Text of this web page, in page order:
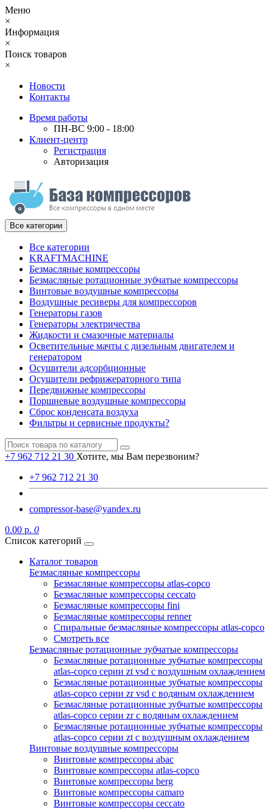
Меню
×
Информация
×
Поиск товаров
×
Новости
Контакты
Время работы
ПН-ВС 9:00 - 18:00
Клиент-центр
Регистрация
Авторизация
Все категории
Все категории
KRAFTMACHINE
Безмасляные компрессоры
Безмасляные ротационные зубчатые компрессоры
Винтовые воздушные компрессоры
Воздушные ресиверы для компрессоров
Генераторы газов
Генераторы электричества
Жидкости и смазочные материалы
Осветительные мачты с дизельным двигателем и
генератором
Осушители адсорбционные
Осушители рефрижераторного типа
Передвижные компрессоры
Поршневые воздушные компрессоры
Сброс конденсата воздуха
Фильтры и сервисные продукты?
+7 962 712 21 30 Хотите, мы Вам перезвоним?
+7 962 712 21 30
compressor-base@yandex.ru
0.00 р. 0
Список категорий
Каталог товаров
Безмасляные компрессоры
Безмасляные компрессоры atlas-copco
Безмасляные компрессоры ceccato
Безмасляные компрессоры fini
Безмасляные компрессоры renner
Спиральные безмасляные компрессоры atlas-copco
Смотреть все
Безмасляные ротационные зубчатые компрессоры
Безмасляные ротационные зубчатые компрессоры
atlas-copco серии zt vsd с воздушным охлаждением
Безмасляные ротационные зубчатые компрессоры
atlas-copco серии zr vsd с водяным охлаждением
Безмасляные ротационные зубчатые компрессоры
atlas-copco серии zr с водяным охлаждением
Безмасляные ротационные зубчатые компрессоры
atlas-copco серии zt с воздушным охлаждением
Винтовые воздушные компрессоры
Винтовые компрессоры abac
Винтовые компрессоры atlas-copco
Винтовые компрессоры berg
Винтовые компрессоры camaro
Винтовые компрессоры ceccato